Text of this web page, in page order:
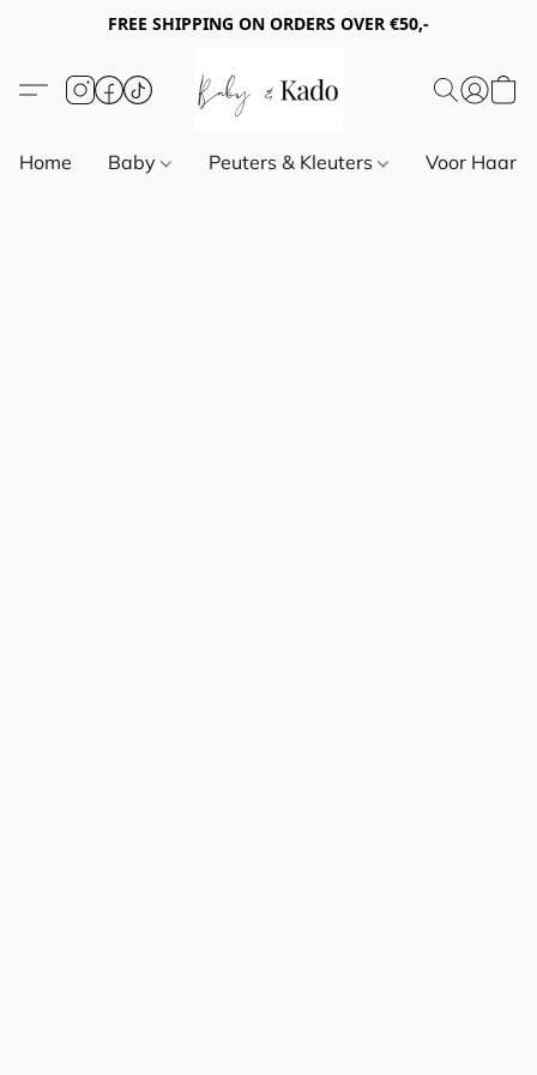
FREE SHIPPING ON ORDERS OVER €50,-
Home Baby Peuters & Kleuters Voor Haar